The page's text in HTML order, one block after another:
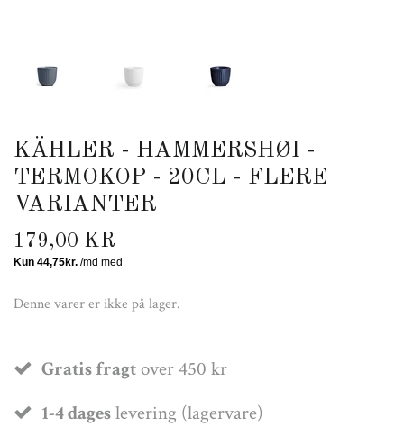
KÄHLER - HAMMERSHØI -
TERMOKOP - 20CL - FLERE
VARIANTER
179,00 KR
Denne varer er ikke på lager.
Gratis fragtover 450 kr
1-4 dageslevering (lagervare)